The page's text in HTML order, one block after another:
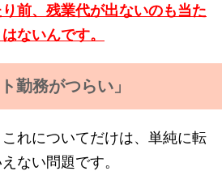
前、残業代が出ないのも当た
ないんです。
ト勤務がつらい」
れについてだけは、単純に転
ない問題です。